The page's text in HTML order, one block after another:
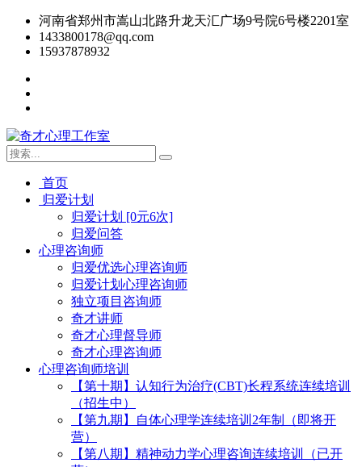
河南省郑州市嵩山北路升龙天汇广场9号院6号楼2201室
1433800178@qq.com
15937878932
首页
归爱计划
归爱计划 [0元6次]
归爱问答
心理咨询师
归爱优选心理咨询师
归爱计划心理咨询师
独立项目咨询师
奇才讲师
奇才心理督导师
奇才心理咨询师
心理咨询师培训
【第十期】认知行为治疗(CBT)长程系统连续培训
（招生中）
【第九期】自体心理学连续培训2年制（即将开
营）
【第八期】精神动力学心理咨询连续培训（已开